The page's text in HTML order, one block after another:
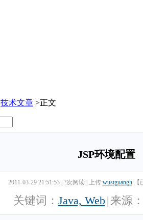
技术文章 >正文
JSP环境配置
2011-03-29 21:51:53 ?次阅读 上传:wustguangh
关键词： Java, Web| 来源